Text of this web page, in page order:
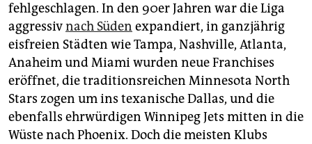
fehlgeschlagen. In den 90er Jahren war die Liga
aggressivnach Süden expandiert, in ganzjährig
eisfreien Städten wie Tampa, Nashville, Atlanta,
Anaheim und Miami wurden neue Franchises
eröffnet, die traditionsreichen Minnesota North
Stars zogen um ins texanische Dallas, und die
ebenfalls ehrwürdigen Winnipeg Jets mitten in die
Wüste nach Phoenix. Doch die meisten Klubs